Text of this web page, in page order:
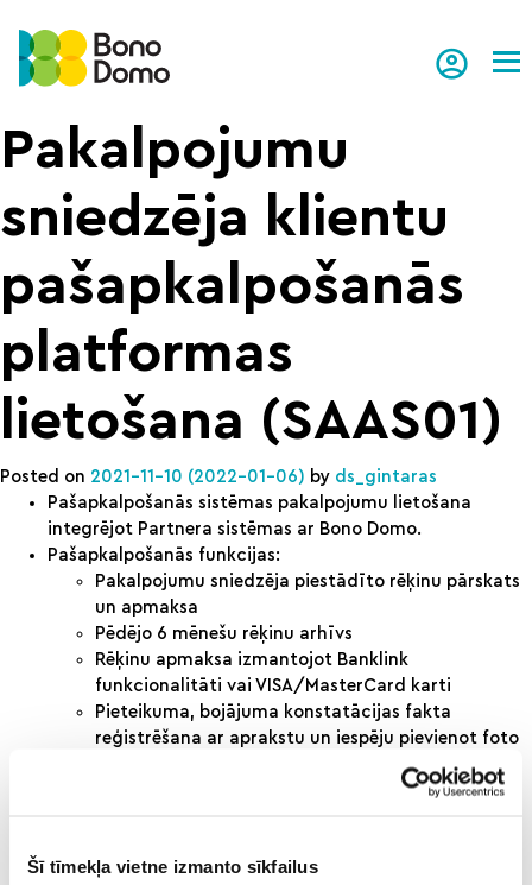
Šī tīmekļa vietne izmanto sīkfailus
Pakalpojumu
sniedzēja klientu
pašapkalpošanās
platformas
lietošana (SAAS01)
Posted on 2021-11-10 (2022-01-06) by ds_gintaras
Pašapkalpošanās sistēmas pakalpojumu lietošana
integrējot Partnera sistēmas ar Bono Domo.
Pašapkalpošanās funkcijas:
Pakalpojumu sniedzēja piestādīto rēķinu pārskats
un apmaksa
Pēdējo 6 mēnešu rēķinu arhīvs
Rēķinu apmaksa izmantojot Banklink
funkcionalitāti vai VISA/MasterCard karti
Pieteikuma, bojājuma konstatācijas fakta
reģistrēšana ar aprakstu un iespēju pievienot foto
Reģistrētā pieteikuma statusa izsekošana
Konkrētu klientu uzrunāšana, individuālu un